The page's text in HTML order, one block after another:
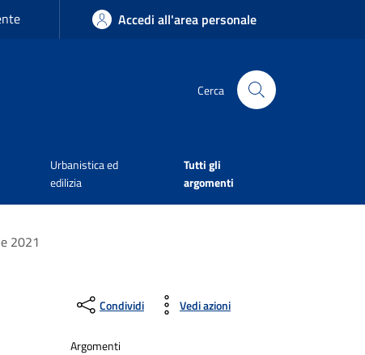
Accedi all'area personale
Cerca
Urbanistica ed
edilizia
Tutti gli
argomenti
2021
Condividi Vedi azioni
Argomenti